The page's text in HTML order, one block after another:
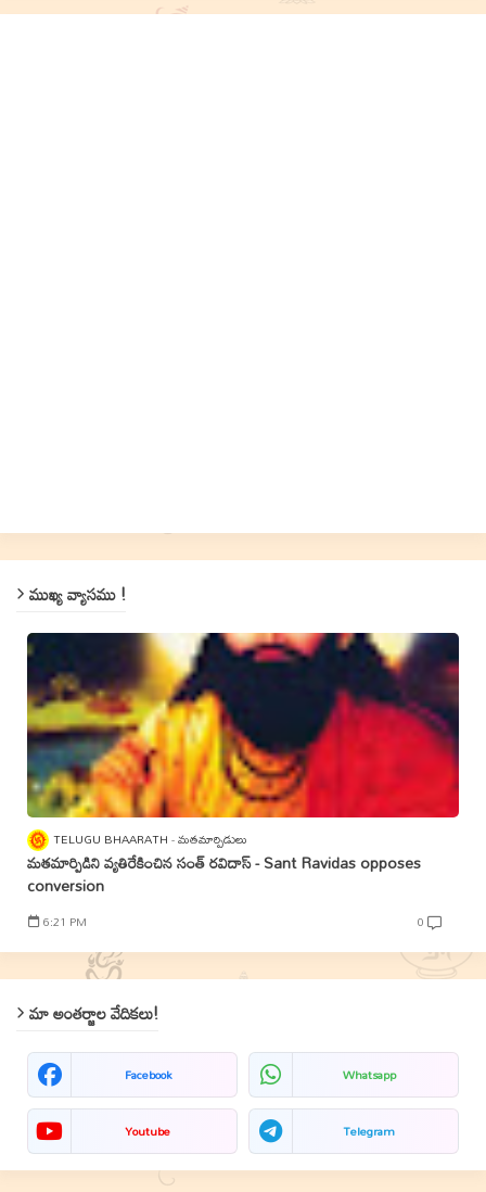
ముఖ్య వ్యాసము !
TELUGU BHAARATH మతమార్పిడులు
మతమార్పిడిని వ్యతిరేకించిన సంత్‌ రవిదాస్‌ - Sant Ravidas opposes
conversion
6:21 PM 0
మా అంతర్జాల వేదికలు!
Facebook Whatsapp
Youtube Telegram